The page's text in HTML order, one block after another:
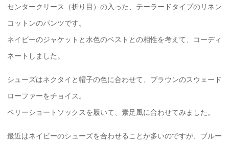
センタークリース（折り目）の入った、テーラードタイプのリネン
コットンのパンツです。
ネイビーのジャケットと水色のベストとの相性を考えて、コーディ
ネートしました。
シューズはネクタイと帽子の色に合わせて、ブラウンのスウェード
ローファーをチョイス。
ベリーショートソックスを履いて、素足風に合わせてみました。
最近はネイビーのシューズを合わせることが多いのですが、ブルー